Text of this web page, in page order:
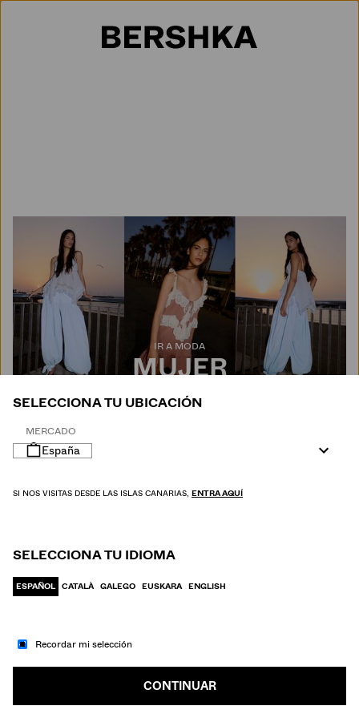
Selección de país
IR A MODA
MUJER
HOMBRE
SELECCIONA TU UBICACIÓN
MERCADO
España
SI NOS VISITAS DESDE LAS ISLAS CANARIAS, ENTRA AQUÍ
SELECCIONA TU IDIOMA
ESPAÑOL CATALÀ GALEGO EUSKARA ENGLISH
Recordar mi selección
CONTINUAR